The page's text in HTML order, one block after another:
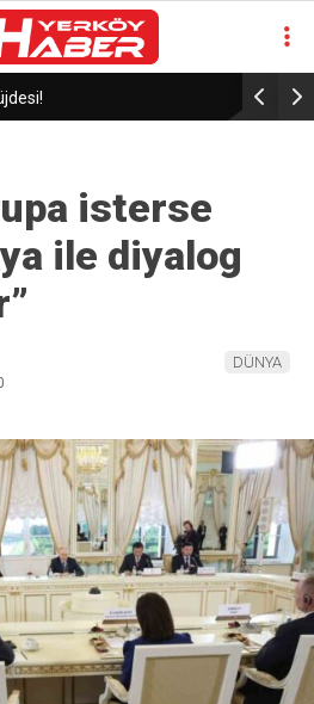
29 Yıllık
isterse
ile diyalog
DÜNYA